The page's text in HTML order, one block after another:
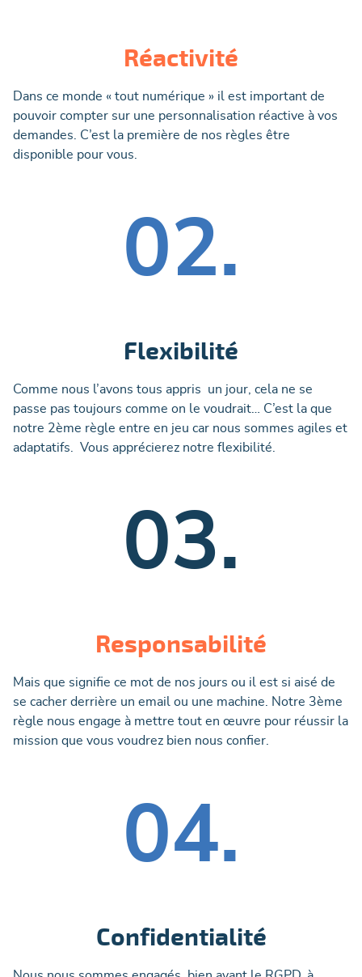
Réactivité
Dans ce monde « tout numérique » il est important de
pouvoir compter sur une personnalisation réactive à vos
demandes. C’est la première de nos règles être
disponible pour vous.
02.
Flexibilité
Comme nous l’avons tous appris un jour, cela ne se
passe pas toujours comme on le voudrait… C’est la que
notre 2ème règle entre en jeu car nous sommes agiles et
adaptatifs. Vous apprécierez notre flexibilité.
03.
Responsabilité
Mais que signifie ce mot de nos jours ou il est si aisé de
se cacher derrière un email ou une machine. Notre 3ème
règle nous engage à mettre tout en œuvre pour réussir la
mission que vous voudrez bien nous confier.
04.
Confidentialité